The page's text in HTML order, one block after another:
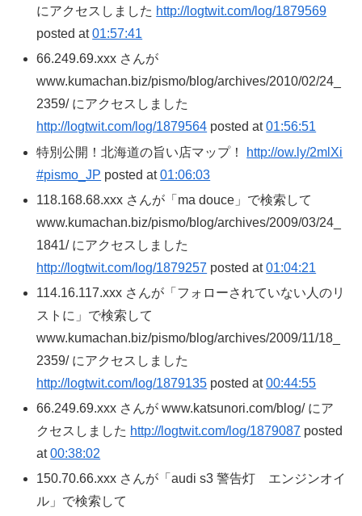
にアクセスしました http://logtwit.com/log/1879569
posted at01:57:41
66.249.69.xxx さんが
www.kumachan.biz/pismo/blog/archives/2010/02/24_
2359/ にアクセスしました
http://logtwit.com/log/1879564 posted at01:56:51
特別公開！北海道の旨い店マップ！
http://ow.ly/2mlXi
#pismo_JP posted at01:06:03
118.168.68.xxx さんが「ma douce」で検索して
www.kumachan.biz/pismo/blog/archives/2009/03/24_
1841/ にアクセスしました
http://logtwit.com/log/1879257 posted at01:04:21
114.16.117.xxx さんが「フォローされていない人のリ
ストに」で検索して
www.kumachan.biz/pismo/blog/archives/2009/11/18_
2359/ にアクセスしました
http://logtwit.com/log/1879135 posted at00:44:55
66.249.69.xxx さんが www.katsunori.com/blog/ にア
クセスしました http://logtwit.com/log/1879087 posted
at00:38:02
150.70.66.xxx さんが「audi s3 警告灯 エンジンオイ
ル」で検索して